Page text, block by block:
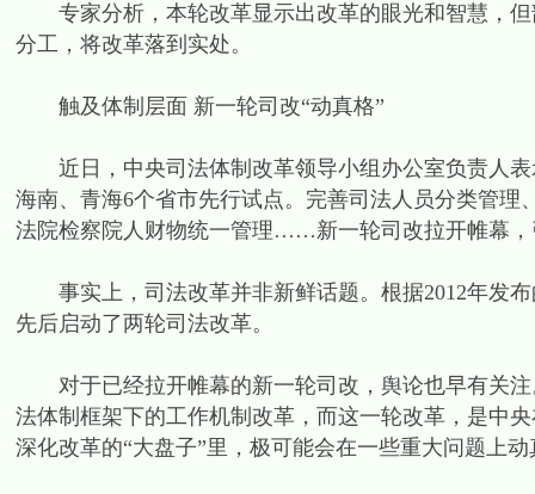
专家分析，本轮改革显示出改革的眼光和智慧，但
分工，将改革落到实处。
触及体制层面 新一轮司改“动真格”
近日，中央司法体制改革领导小组办公室负责人表
海南、青海6个省市先行试点。完善司法人员分类管
法院检察院人财物统一管理……新一轮司改拉开帷幕，
事实上，司法改革并非新鲜话题。根据2012年发布
先后启动了两轮司法改革。
对于已经拉开帷幕的新一轮司改，舆论也早有关注
法体制框架下的工作机制改革，而这一轮改革，是中
深化改革的“大盘子”里，极可能会在一些重大问题上动